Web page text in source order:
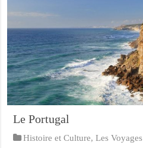
Le Portugal
Histoire et Culture,Les Voyages